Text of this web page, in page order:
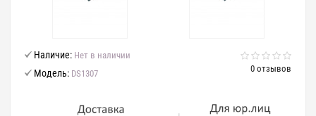
0 отзывов
Наличие: Нет в наличии
Модель: DS1307